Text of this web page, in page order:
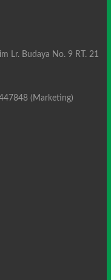
Lr. Budaya No. 9 RT. 21
(Marketing)